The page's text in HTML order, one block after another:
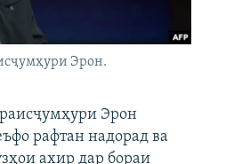
Эрон.
Эрон
рафтан надорад ва
ахир дар бораи